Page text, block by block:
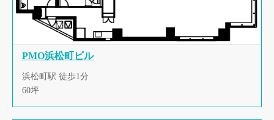
PMO浜松町ビル
浜松町駅 徒歩1分
60坪